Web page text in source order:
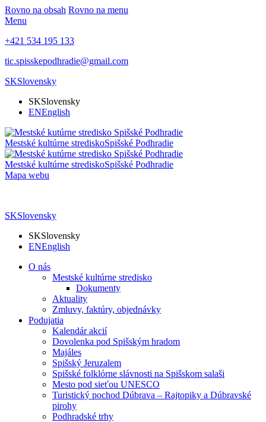
Rovno na obsah Rovno na menu
Menu
+421 534 195 133
tic.spisskepodhradie@gmail.com
SKSlovensky
SKSlovensky
ENEnglish
Mestské kultúrne strediskoSpišské Podhradie
Mestské kultúrne strediskoSpišské Podhradie
Mapa webu
SKSlovensky
SKSlovensky
ENEnglish
O nás
Mestské kultúrne stredisko
Dokumenty
Aktuality
Zmluvy, faktúry, objednávky
Podujatia
Kalendár akcií
Dovolenka pod Spišským hradom
Majáles
Spišský Jeruzalem
Spišské folklórne slávnosti na Spišskom salaši
Mesto pod sieťou UNESCO
Turistický pochod Dúbrava – Rajtopiky a Dúbravské
pirohy
Podhradské trhy